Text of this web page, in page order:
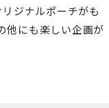
ジナルポーチがも
他にも楽しい企画が